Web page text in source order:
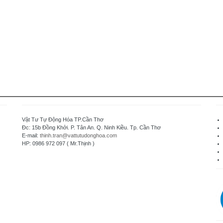
Vật Tư Tự Động Hóa TP.Cần Thơ
Đc: 15b Đồng Khởi. P. Tân An. Q. Ninh Kiều. Tp. Cần Thơ
E-mail: thinh.tran@vattutudonghoa.com
HP: 0986 972 097 ( Mr.Thịnh )